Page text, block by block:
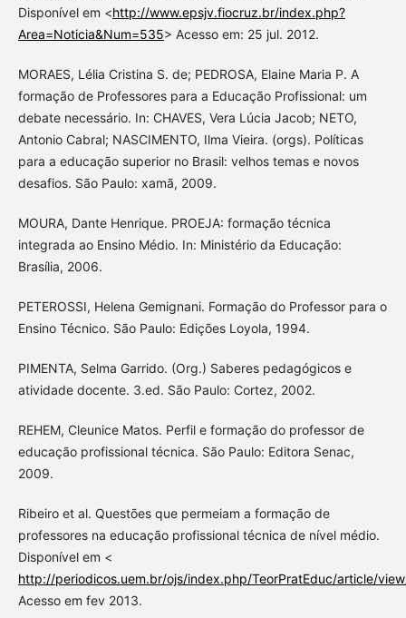
Disponível em <http://www.epsjv.fiocruz.br/index.php?
Area=Noticia&Num=535> Acesso em: 25 jul. 2012.
MORAES, Lélia Cristina S. de; PEDROSA, Elaine Maria P. A
formação de Professores para a Educação Profissional: um
debate necessário. In: CHAVES, Vera Lúcia Jacob; NETO,
Antonio Cabral; NASCIMENTO, Ilma Vieira. (orgs). Políticas
para a educação superior no Brasil: velhos temas e novos
desafios. São Paulo: xamã, 2009.
MOURA, Dante Henrique. PROEJA: formação técnica
integrada ao Ensino Médio. In: Ministério da Educação:
Brasília, 2006.
PETEROSSI, Helena Gemignani. Formação do Professor para o
Ensino Técnico. São Paulo: Edições Loyola, 1994.
PIMENTA, Selma Garrido. (Org.) Saberes pedagógicos e
atividade docente. 3.ed. São Paulo: Cortez, 2002.
REHEM, Cleunice Matos. Perfil e formação do professor de
educação profissional técnica. São Paulo: Editora Senac,
2009.
Ribeiro et al. Questões que permeiam a formação de
professores na educação profissional técnica de nível médio.
Disponível em <
http://periodicos.uem.br/ojs/index.php/TeorPratEduc/article/
Acesso em fev 2013.